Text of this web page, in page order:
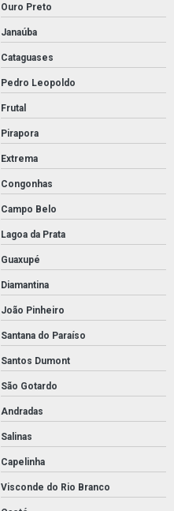
Ouro Preto
Janaúba
Cataguases
Pedro Leopoldo
Frutal
Pirapora
Extrema
Congonhas
Campo Belo
Lagoa da Prata
Guaxupé
Diamantina
João Pinheiro
Santana do Paraíso
Santos Dumont
São Gotardo
Andradas
Salinas
Capelinha
Visconde do Rio Branco